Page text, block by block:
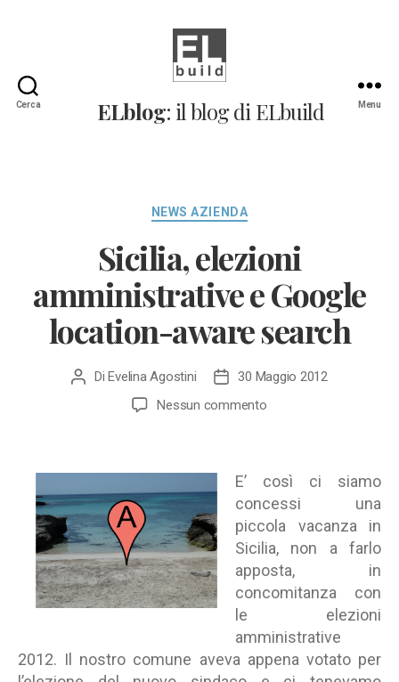
Cerca
Il
blog
ELblog: il blog di ELbuild Menu
Categorie
NEWS AZIENDA
Sicilia, elezioni
amministrative e Google
location-aware search
Autore
DiEvelina Agostini
Data30 Maggio 2012
Nessun commentosu
e
Google
location-
aware
search
E’ così ci siamo
concessi una
piccola vacanza in
Sicilia, non a farlo
apposta, in
concomitanza con
le elezioni
amministrative
2012. Il nostro comune aveva appena votato per